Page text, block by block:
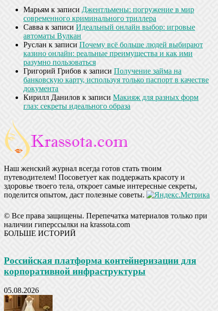
Марьям к записи Джентльмены: погружение в мир
современного криминального триллера
Савва к записи Идеальный онлайн выбор: игровые
автоматы Вулкан
Руслан к записи Почему всё больше людей выбирают
казино онлайн: реальные преимущества и как ими
разумно пользоваться
Григорий Грибов к записи Получение займа на
банковскую карту, используя только паспорт в качестве
документа
Кирилл Данилов к записи Макияж для разных форм
глаз: секреты идеального образа
Наш женский журнал всегда готов стать твоим
путеводителем! Посоветует как поддержать красоту и
здоровье твоего тела, откроет самые интересные секреты,
поделится опытом, даст полезные советы.
© Все права защищены. Перепечатка материалов только при
наличии гиперссылки на krassota.com
БОЛЬШЕ ИСТОРИЙ
Российская платформа контейнеризации для
корпоративной инфраструктуры
05.08.2026